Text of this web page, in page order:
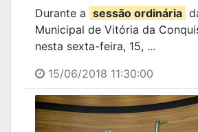
Durante a sessão ordinária
Municipal de Vitória da
nesta sexta-feira, 15, ...
15/06/2018 11:30:00